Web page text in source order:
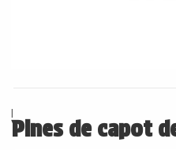
|
Pines de capot